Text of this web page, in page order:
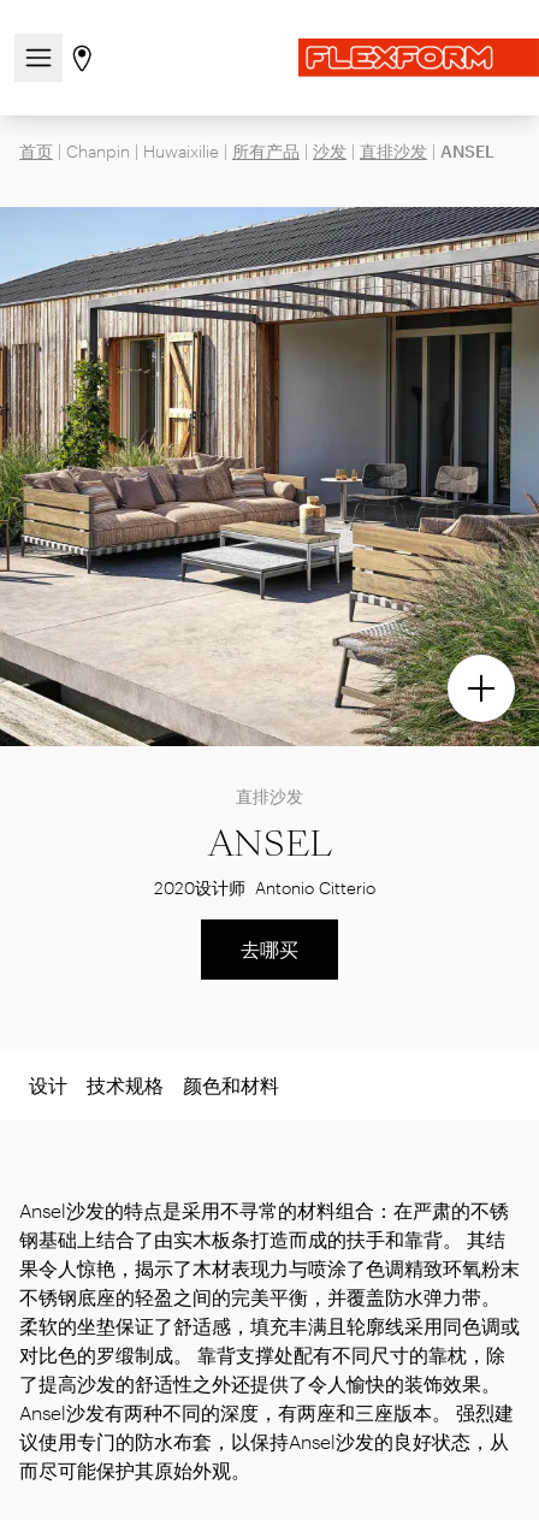
打开/关闭导航菜单
前往商店页面
首页 | Chanpin | Huwaixilie | 所有产品 | 沙发 | 直排沙发 | ANSEL
直排沙发
ANSEL
2020设计师 Antonio Citterio
去哪买
设计 技术规格 颜色和材料
Ansel沙发的特点是采用不寻常的材料组合：在严肃的不锈
钢基础上结合了由实木板条打造而成的扶手和靠背。 其结
果令人惊艳，揭示了木材表现力与喷涂了色调精致环氧粉末
不锈钢底座的轻盈之间的完美平衡，并覆盖防水弹力带。
柔软的坐垫保证了舒适感，填充丰满且轮廓线采用同色调或
对比色的罗缎制成。 靠背支撑处配有不同尺寸的靠枕，除
了提高沙发的舒适性之外还提供了令人愉快的装饰效果。
Ansel沙发有两种不同的深度，有两座和三座版本。 强烈建
议使用专门的防水布套，以保持Ansel沙发的良好状态，从
而尽可能保护其原始外观。